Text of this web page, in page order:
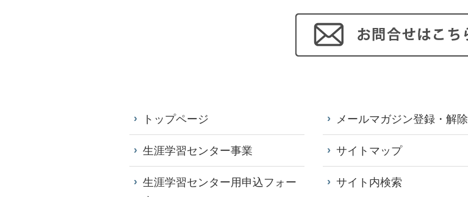
トップページ
生涯学習センター事業
生涯学習センター用申込フォー
メールマガジン登録・解除
サイトマップ
サイト内検索